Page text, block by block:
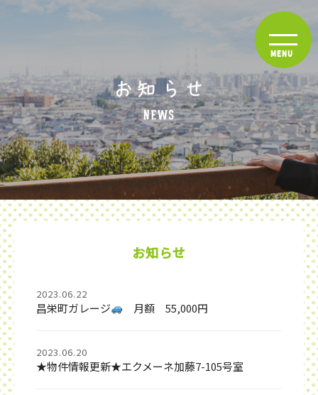
お知らせ
2023.06.22
昌栄町ガレージ 月額 55,000円
2023.06.20
★物件情報更新★エクメーネ加藤7-105号室